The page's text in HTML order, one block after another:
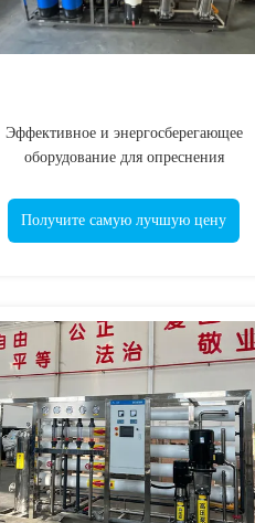
Эффективное и энергосберегающее
оборудование для опреснения
Получите самую лучшую цену